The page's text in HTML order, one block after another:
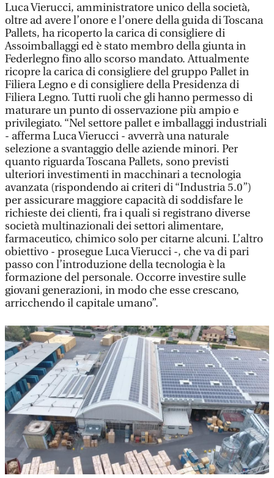
Luca Vierucci, amministratore unico della società,
oltre ad avere l’onore e l’onere della guida di Toscana
Pallets, ha ricoperto la carica di consigliere di
Assoimballaggi ed è stato membro della giunta in
Federlegno fino allo scorso mandato. Attualmente
ricopre la carica di consigliere del gruppo Pallet in
Filiera Legno e di consigliere della Presidenza di
Filiera Legno. Tutti ruoli che gli hanno permesso di
maturare un punto di osservazione più ampio e
privilegiato. “Nel settore pallet e imballaggi industriali
- afferma Luca Vierucci - avverrà una naturale
selezione a svantaggio delle aziende minori. Per
quanto riguarda Toscana Pallets, sono previsti
ulteriori investimenti in macchinari a tecnologia
avanzata (rispondendo ai criteri di “Industria 5.0”)
per assicurare maggiore capacità di soddisfare le
richieste dei clienti, fra i quali si registrano diverse
società multinazionali dei settori alimentare,
farmaceutico, chimico solo per citarne alcuni. L’altro
obiettivo - prosegue Luca Vierucci -, che va di pari
passo con l’introduzione della tecnologia è la
formazione del personale. Occorre investire sulle
giovani generazioni, in modo che esse crescano,
arricchendo il capitale umano”.